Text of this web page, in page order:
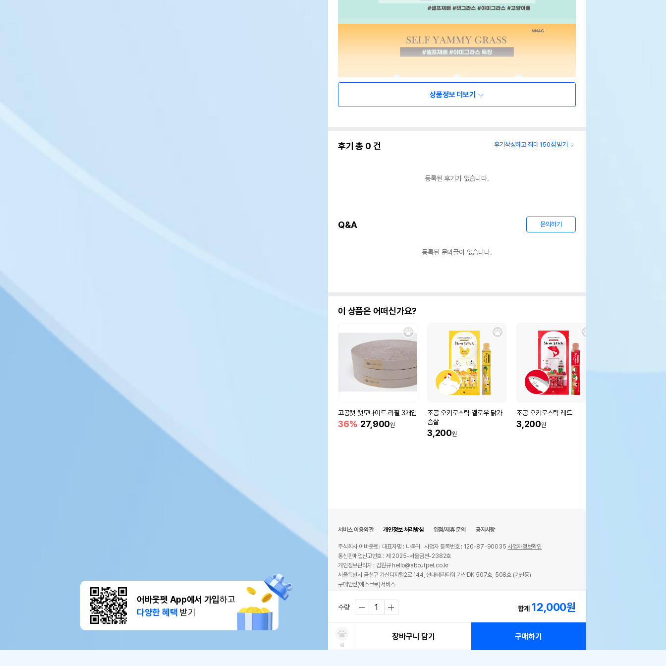
어바웃펫 App에서 가입하고
다양한 혜택 받기
상품정보 더보기
후기 총 0 건 후기작성하고 최대 150점 받기
등록된 후기가 없습니다.
Q&A 문의하기
등록된 문의글이 없습니다.
이 상품은 어떠신가요?
고공캣 캣모나이트 리필 3개입
36% 27,900원
조공 오키로스틱 옐로우 닭가
슴살
3,200원
조공 오키로스틱 레드
3,200원
수량 합계 12,000원
찜
장바구니 담기 구매하기
서비스 이용약관 개인정보 처리방침 입점/제휴 문의 공지사항
주식회사 어바웃펫 대표자명 : 나옥귀 사업자 등록번호 : 120-87-90035사업자정보확인
통신판매업신고번호 : 제 2025-서울금천-2382호
개인정보관리자 : 김원규 hello@aboutpet.co.kr
서울특별시 금천구 가산디지털2로 144, 현대테라타워 가산DK 507호, 508호 (가산동)
구매안전(에스크로)서비스